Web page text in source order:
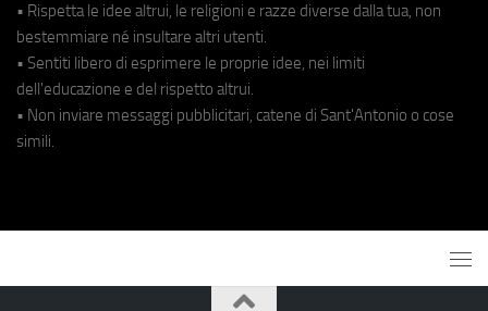
• Rispetta le idee altrui, le religioni e razze diverse dalla tua, non
bestemmiare né insultare altri utenti.
• Sentiti libero di esprimere le proprie idee, nei limiti
dell'educazione e del rispetto altrui.
• Non inviare messaggi pubblicitari, catene di Sant'Antonio o cose
simili.